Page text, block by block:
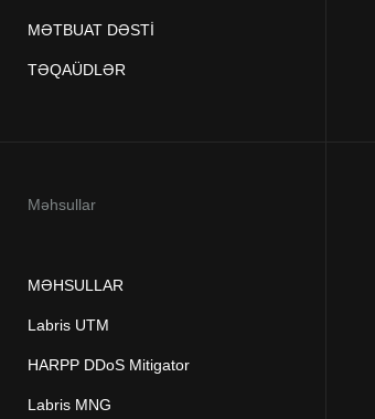
MƏTBUAT DƏSTİ
TƏQAÜDLƏR
Məhsullar
MƏHSULLAR
Labris UTM
HARPP DDoS Mitigator
Labris MNG